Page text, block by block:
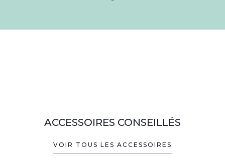
ACCESSOIRES CONSEILLÉS
VOIR TOUS LES ACCESSOIRES